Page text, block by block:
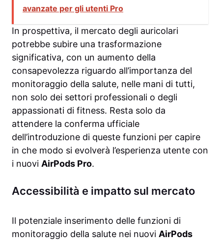
avanzate per gli utenti Pro
In prospettiva, il mercato degli auricolari
potrebbe subire una trasformazione
significativa, con un aumento della
consapevolezza riguardo all’importanza del
monitoraggio della salute, nelle mani di tutti,
non solo dei settori professionali o degli
appassionati di fitness. Resta solo da
attendere la conferma ufficiale
dell’introduzione di queste funzioni per capire
in che modo si evolverà l’esperienza utente con
i nuovi AirPods Pro.
Accessibilità e impatto sul mercato
Il potenziale inserimento delle funzioni di
monitoraggio della salute nei nuovi AirPods